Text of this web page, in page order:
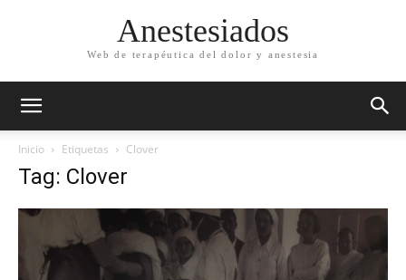
Anestesiados
Web de terapéutica del dolor y anestesia
Inicio Etiquetas Clover
Tag: Clover